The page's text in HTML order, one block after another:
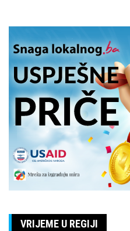
VRIJEME U REGIJI